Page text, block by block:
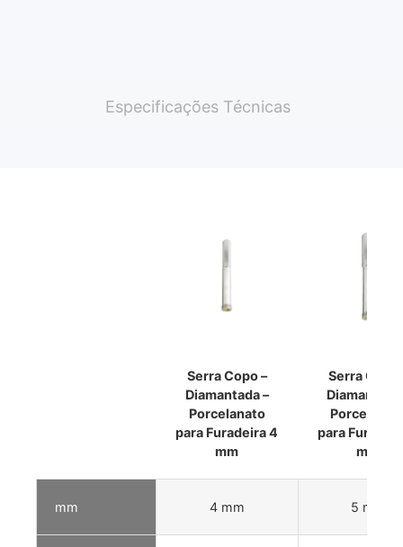
Especificações Técnicas
Serra Copo –
Diamantada –
Porcelanato
para Furadeira 4
mm
Serra Copo
Diamantada
para
mm
mm 4 mm 5 mm